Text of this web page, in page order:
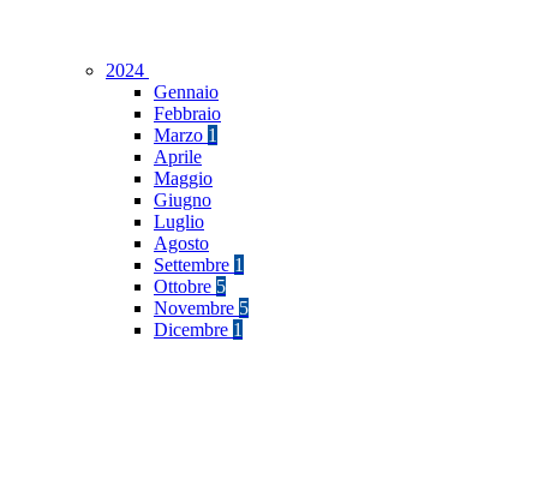
2024
Gennaio
Febbraio
Marzo 1
Aprile
Maggio
Giugno
Luglio
Agosto
Settembre 1
Ottobre 5
Novembre 5
Dicembre 1